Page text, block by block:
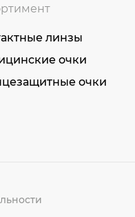
линзы
очки
очки